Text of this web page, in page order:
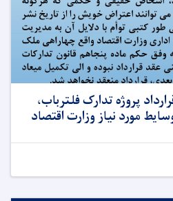
پروژه تدارک فلترباب،
مورد نیاز وزارت اقتصاد